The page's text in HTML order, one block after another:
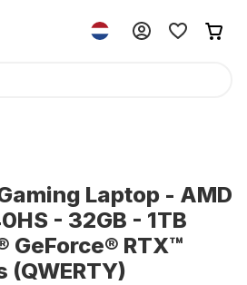
Laptop - AMD
- 32GB - 1TB
GeForce® RTX™